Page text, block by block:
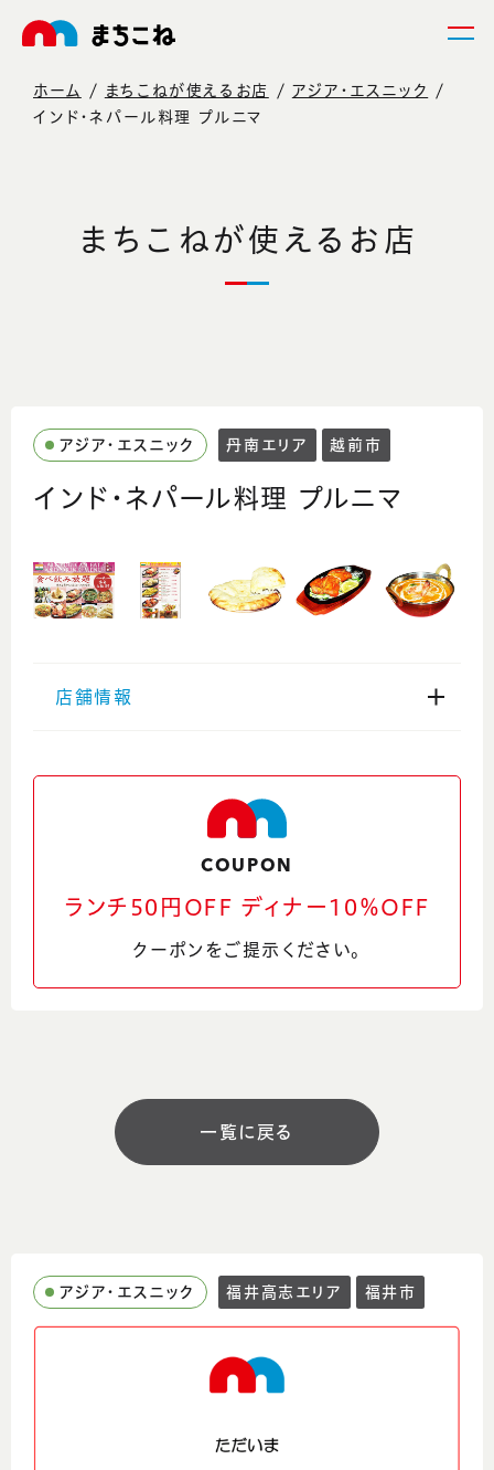
ホーム まちこねが使えるお店
アジア・エスニック
インド・ネパール料理 プルニマ
まちこねが使えるお店
アジア・エスニック 丹南エリア 越前市
インド・ネパール料理 プルニマ
店舗情報
福井県越前市高瀬1-20-23
電話番号
ウェブサイト
営業時間
11:00～15:00、17:00～22:00
駐車場
COUPON
ランチ50円OFF ディナー10％OFF
クーポンをご提示ください。
一覧に戻る
アジア・エスニック 福井高志エリア 福井市